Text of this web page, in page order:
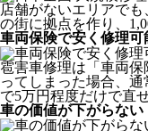
店舗がないエリアで
の街に拠点を作り、
車両保険で安く修理可
雹害車修理は「車両
ってしまった場合、
で5万円程度だけで直
車の価値が下がらない